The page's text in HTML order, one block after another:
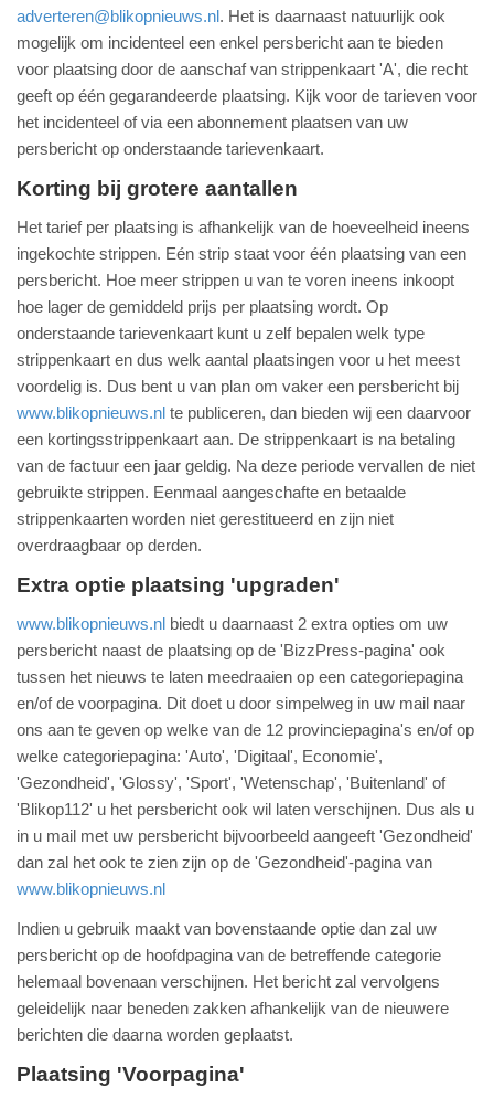
adverteren@blikopnieuws.nl. Het is daarnaast natuurlijk ook
mogelijk om incidenteel een enkel persbericht aan te bieden
voor plaatsing door de aanschaf van strippenkaart 'A', die recht
geeft op één gegarandeerde plaatsing. Kijk voor de tarieven voor
het incidenteel of via een abonnement plaatsen van uw
persbericht op onderstaande tarievenkaart.
Korting bij grotere aantallen
Het tarief per plaatsing is afhankelijk van de hoeveelheid ineens
ingekochte strippen. Eén strip staat voor één plaatsing van een
persbericht. Hoe meer strippen u van te voren ineens inkoopt
hoe lager de gemiddeld prijs per plaatsing wordt. Op
onderstaande tarievenkaart kunt u zelf bepalen welk type
strippenkaart en dus welk aantal plaatsingen voor u het meest
voordelig is. Dus bent u van plan om vaker een persbericht bij
www.blikopnieuws.nl te publiceren, dan bieden wij een daarvoor
een kortingsstrippenkaart aan. De strippenkaart is na betaling
van de factuur een jaar geldig. Na deze periode vervallen de niet
gebruikte strippen. Eenmaal aangeschafte en betaalde
strippenkaarten worden niet gerestitueerd en zijn niet
overdraagbaar op derden.
Extra optie plaatsing 'upgraden'
www.blikopnieuws.nl biedt u daarnaast 2 extra opties om uw
persbericht naast de plaatsing op de 'BizzPress-pagina' ook
tussen het nieuws te laten meedraaien op een categoriepagina
en/of de voorpagina. Dit doet u door simpelweg in uw mail naar
ons aan te geven op welke van de 12 provinciepagina's en/of op
welke categoriepagina: 'Auto', 'Digitaal', Economie',
'Gezondheid', 'Glossy', 'Sport', 'Wetenschap', 'Buitenland' of
'Blikop112' u het persbericht ook wil laten verschijnen. Dus als u
in u mail met uw persbericht bijvoorbeeld aangeeft 'Gezondheid'
dan zal het ook te zien zijn op de 'Gezondheid'-pagina van
www.blikopnieuws.nl
Indien u gebruik maakt van bovenstaande optie dan zal uw
persbericht op de hoofdpagina van de betreffende categorie
helemaal bovenaan verschijnen. Het bericht zal vervolgens
geleidelijk naar beneden zakken afhankelijk van de nieuwere
berichten die daarna worden geplaatst.
Plaatsing 'Voorpagina'